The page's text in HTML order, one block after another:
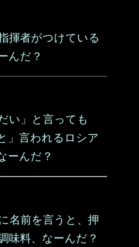
揮者がつけている
んだ？
い」と言っても
」言われるロシア
ーんだ？
名前を言うと、押
味料、なーんだ？